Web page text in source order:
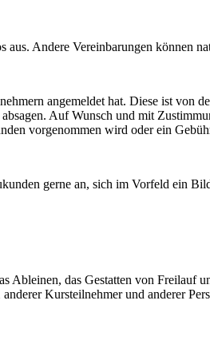
Andere Vereinbarungen können
angemeldet hat. Diese ist von
Auf Wunsch und mit
vorgenommen wird oder ein
gerne an, sich im Vorfeld ein
Ableinen, das Gestatten von
Kursteilnehmer und anderer